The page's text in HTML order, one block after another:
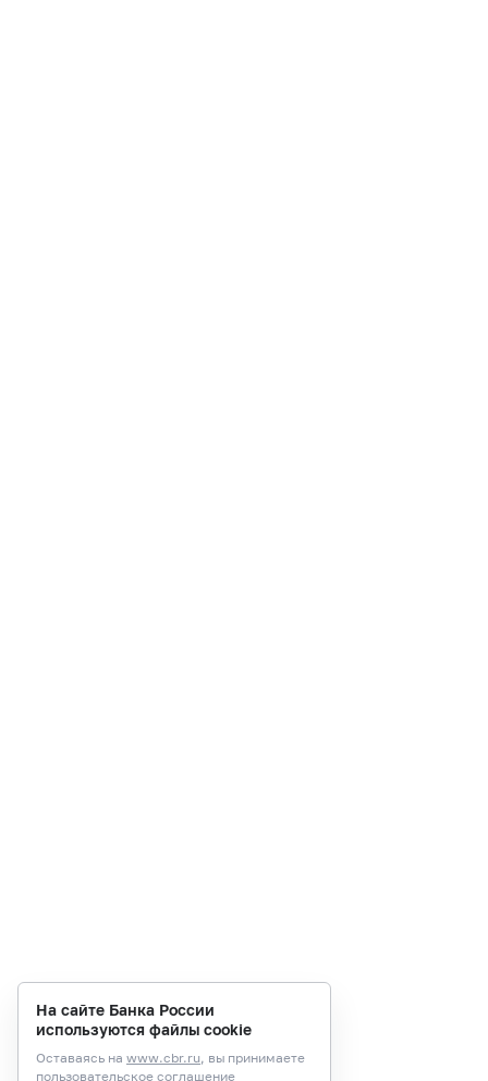
На сайте Банка России
используются файлы cookie
Оставаясь на www.cbr.ru, вы принимаете
пользовательское соглашение